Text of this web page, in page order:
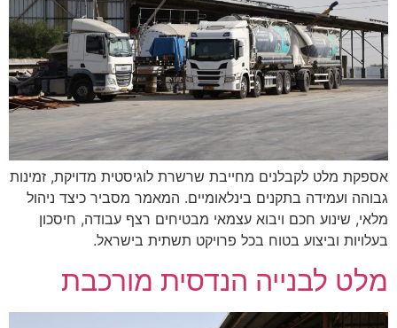
אספקת מלט לקבלנים מחייבת שרשרת לוגיסטית מדויקת, זמינות
גבוהה ועמידה בתקנים בינלאומיים. המאמר מסביר כיצד ניהול
מלאי, שינוע חכם ויבוא עצמאי מבטיחים רצף עבודה, חיסכון
בעלויות וביצוע בטוח בכל פרויקט תשתית בישראל.
מלט לבנייה הנדסית מורכבת